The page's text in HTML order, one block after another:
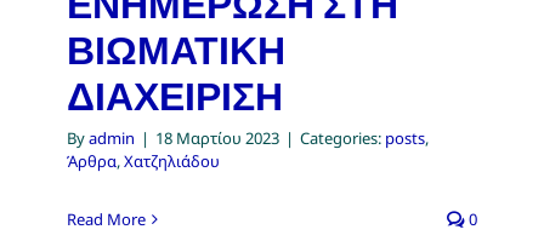
ΒΙΩΜΑΤΙΚΗ
ΔΙΑΧΕΙΡΙΣΗ
Byadmin | 18 Μαρτίου 2023 | Categories: posts,
Άρθρα,Χατζηλιάδου
Read More 0